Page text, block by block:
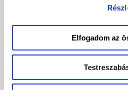
nyomva csak a szükséges sütik
Elfogadom az
2025-06-02